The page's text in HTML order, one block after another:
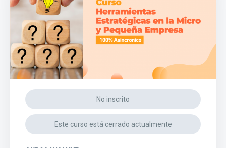
No inscrito
Este curso está cerrado actualmente